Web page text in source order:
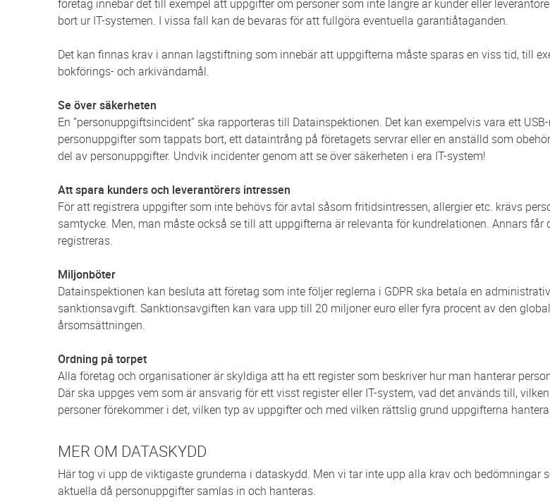
företag innebär det till exempel att uppgifter om personer som inte längre är kunder eller
bort ur IT-systemen. I vissa fall kan de bevaras för att fullgöra eventuella garantiåtaganden.
Det kan finnas krav i annan lagstiftning som innebär att uppgifterna måste sparas en viss tid, till
bokförings- och arkivändamål.
Se över säkerheten
En ”personuppgiftsincident” ska rapporteras till Datainspektionen. Det kan exempelvis vara ett
personuppgifter som tappats bort, ett dataintrång på företagets servrar eller en anställd som
del av personuppgifter. Undvik incidenter genom att se över säkerheten i era IT-system!
Att spara kunders och leverantörers intressen
För att registrera uppgifter som inte behövs för avtal såsom fritidsintressen, allergier etc. krävs
samtycke. Men, man måste också se till att uppgifterna är relevanta för kundrelationen. Annars får
registreras.
Miljonböter
Datainspektionen kan besluta att företag som inte följer reglerna i GDPR ska betala en administrativ
sanktionsavgift. Sanktionsavgiften kan vara upp till 20 miljoner euro eller fyra procent av den
årsomsättningen.
Ordning på torpet
Alla företag och organisationer är skyldiga att ha ett register som beskriver hur man hanterar
Där ska uppges vem som är ansvarig för ett visst register eller IT-system, vad det används till,
personer förekommer i det, vilken typ av uppgifter och med vilken rättslig grund uppgifterna
MER OM DATASKYDD
Här tog vi upp de viktigaste grunderna i dataskydd. Men vi tar inte upp alla krav och bedömningar
aktuella då personuppgifter samlas in och hanteras.